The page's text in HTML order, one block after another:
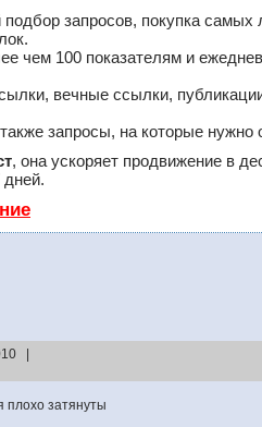
запросов, покупка самых
чем 100 показателям и
вечные ссылки,
запросы, на которые нужно
, она ускоряет продвижение в
дней.
|
плохо затянуты